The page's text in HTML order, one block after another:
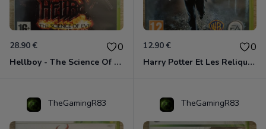
28.90 € 0
Hellboy - The Science Of Evil Xbox 360
12.90 € 0
Harry Potter Et Les Reliques De La Mort - 1ère Partie Xbox 360
TheGamingR83 TheGamingR83